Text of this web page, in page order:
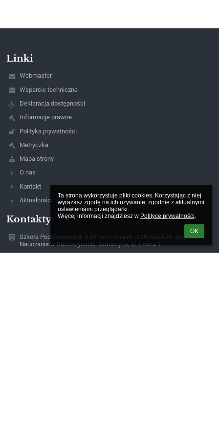
Ta strona wykorzystuje pliki cookies. Korzystając z niej
wyrażasz zgodę na ich używanie, zgodnie z aktualnymi
ustawieniami przeglądarki.
Więcej informacji znajdziesz w Polityce prywatności.
OK
Linki
Webmaster
Wsparcie techniczne
Deklaracja dostępności
Informacje prawne
Polityka prywatności
Metryczka
Mapa strony
O nas
Kontakt
Aktualności
Kontakty
Szkoła Podstawowa nr 8 im. Łesi Ukrainki z Ukraińskim Językiem
Nauczania w Bartoszycach, Bartoszyce, ul. Leśna 1